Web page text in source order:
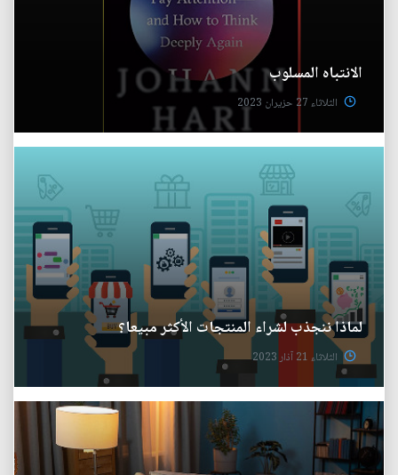
الانتباه المسلوب
الثلاثاء 27 حزيران 2023
لماذا ننجذب لشراء المنتجات الأكثر مبيعا؟
الثلاثاء 21 آذار 2023